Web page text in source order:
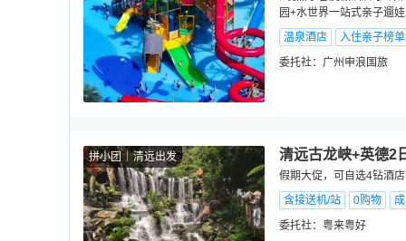
园+水世界一站式亲子遛娃
温泉酒店
入住亲子榜
委托社： 广州申浪国旅
拼小团 清远出发 清远古龙峡+英德2
假期大促，可自选4钻酒
含接送机/站
0购物
委托社： 粤来粤好